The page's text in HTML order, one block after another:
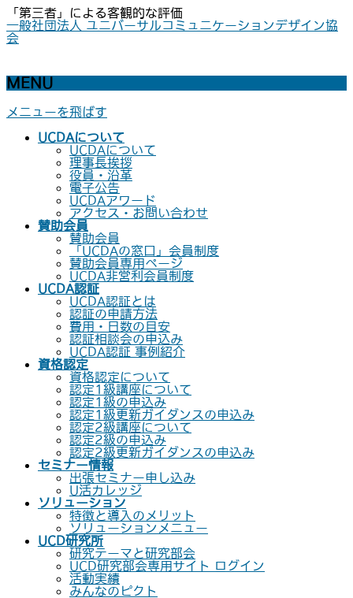
「第三者」による客観的な評価
一般社団法人 ユニバーサルコミュニケーションデザイン協
会
MENU
メニューを飛ばす
UCDAについて
UCDAについて
理事長挨拶
役員・沿革
電子公告
UCDAアワード
アクセス・お問い合わせ
賛助会員
賛助会員
「UCDAの窓口」会員制度
賛助会員専用ページ
UCDA非営利会員制度
UCDA認証
UCDA認証とは
認証の申請方法
費用・日数の目安
認証相談会の申込み
UCDA認証 事例紹介
資格認定
資格認定について
認定1級講座について
認定1級の申込み
認定1級更新ガイダンスの申込み
認定2級講座について
認定2級の申込み
認定2級更新ガイダンスの申込み
セミナー情報
出張セミナー申し込み
U活カレッジ
ソリューション
特徴と導入のメリット
ソリューションメニュー
UCD研究所
研究テーマと研究部会
UCD研究部会専用サイト ログイン
活動実績
みんなのピクト